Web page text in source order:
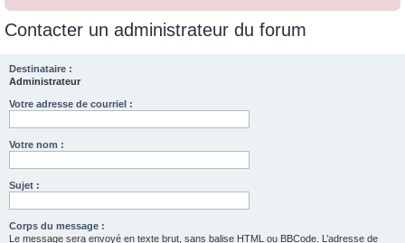
Contacter un administrateur du forum
Destinataire :
Administrateur
Votre adresse de courriel :
Votre nom :
Sujet :
Corps du message :
Le message sera envoyé en texte brut, sans balise HTML ou BBCode. L’adresse de